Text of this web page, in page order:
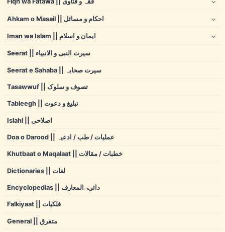
Ahkam o Masail || احکام و مسائل
Iman wa Islam || ایمان و اسلام
Seerat || سیرت النبی و الانبیاء
Seerat e Sahaba || سیرت صحابہ
Tasawwuf || تصوف و سلوک
Tableegh || تبلیغ و دعوت
Islahi || اصلاحی
Doa o Darood || عملیات / طب / ادعیہ
Khutbaat o Maqalaat || خطبات / مقالات
Dictionaries || لغات
Encyclopedias || دائرۃ المعارف
Falkiyaat || فلکیات
General || متفرق